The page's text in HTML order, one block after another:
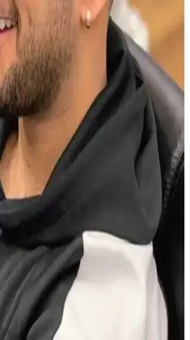
İncelemesi: Dior, Bvlgari,
gibi markaların erkek parfümleri,
detaylı inceleniyor. Koku
önerileri ele alınıyor.
100 Ml Erkek Parfümü:
Profili ile Modern Tasarım
için tasarlanmış, odunsu ve ferah
ml'lik parfüm. Hafif yapısı ve
şık tasarımıyla dikkat çeker.
Kokular: Mad P102 ve
Analizi
ve yoğun aromalarıyla öne çıkarak,
güven ve çekicilik sağlar, günlük
sunar.
Saç Renginin Doğal Çekiciliği